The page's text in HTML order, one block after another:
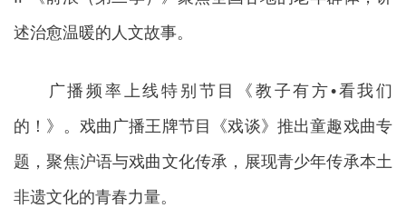
述治愈温暖的人文故事。
广播频率上线特别节目《教子有方•看我们
的！》。戏曲广播王牌节目《戏谈》推出童趣戏曲专
题，聚焦沪语与戏曲文化传承，展现青少年传承本土
非遗文化的青春力量。